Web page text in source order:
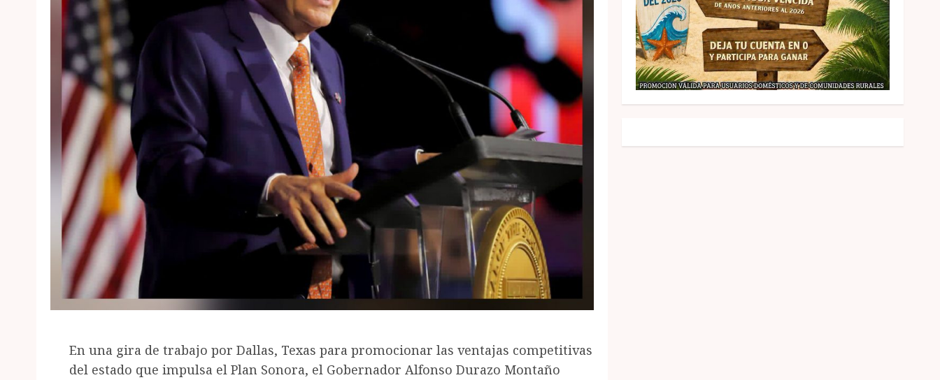
En una gira de trabajo por Dallas, Texas para promocionar las ventajas competitivas
del estado que impulsa el Plan Sonora, el Gobernador Alfonso Durazo Montaño